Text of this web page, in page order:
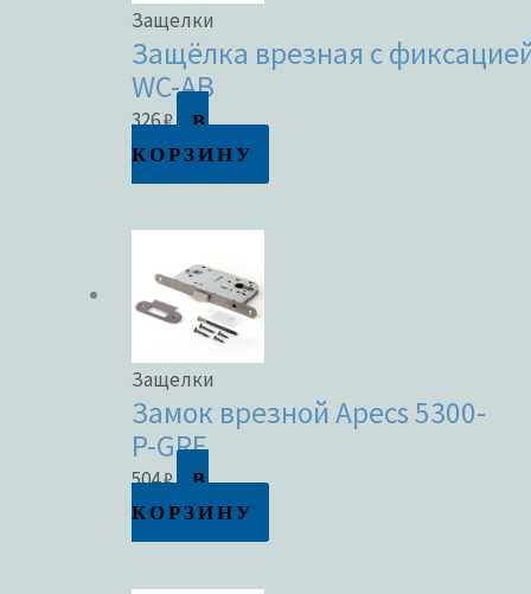
Защелки
Защёлка врезная с
WC-AB
326₽
В
КОРЗИНУ
Защелки
Замок врезной Apecs 5300-
P-GRF
504₽
В
КОРЗИНУ